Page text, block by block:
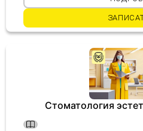
Стоматология